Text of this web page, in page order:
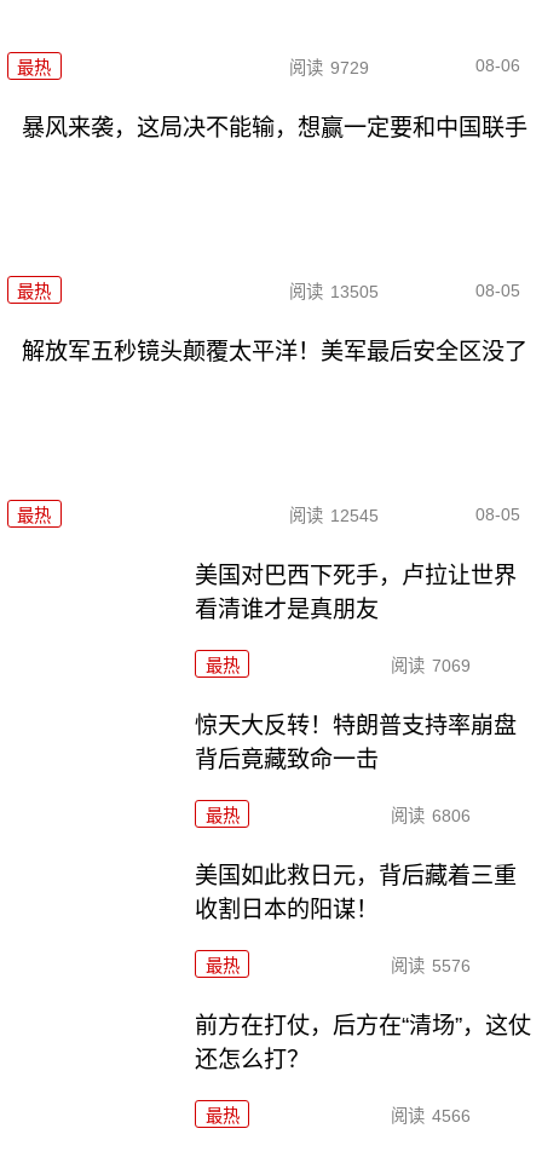
最热 阅读 9729 08-06
暴风来袭，这局决不能输，想赢一定要和中国联手
最热 阅读 13505 08-05
解放军五秒镜头颠覆太平洋！美军最后安全区没了
最热 阅读 12545 08-05
美国对巴西下死手，卢拉让世界
看清谁才是真朋友
最热 阅读 7069
惊天大反转！特朗普支持率崩盘
背后竟藏致命一击
最热 阅读 6806
美国如此救日元，背后藏着三重
收割日本的阳谋！
最热 阅读 5576
前方在打仗，后方在“清场”，这仗
还怎么打？
最热 阅读 4566